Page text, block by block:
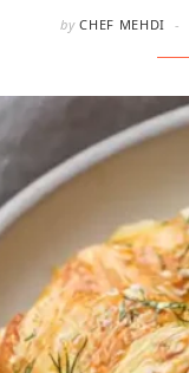
by CHEF MEHDI